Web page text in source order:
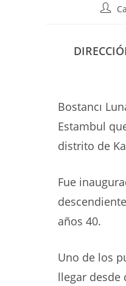
Autor
Bostancı
Estambul
distrito de
Fue
años 40.
Uno de los
llegar desde